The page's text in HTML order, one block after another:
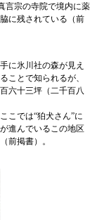
言宗の寺院で境内に薬
に残されている（前
に氷川社の森が見え
ことで知られるが、
六十三坪（二千百八
こでは“狛犬さん”に
進んでいるこの地区
前掲書）。